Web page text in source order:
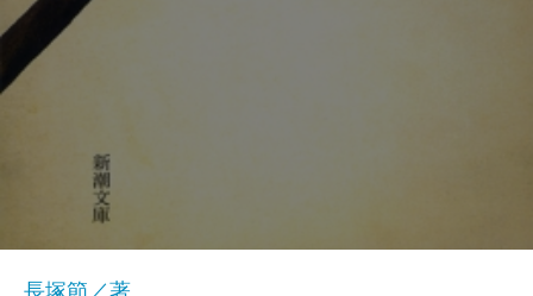
長塚節／著